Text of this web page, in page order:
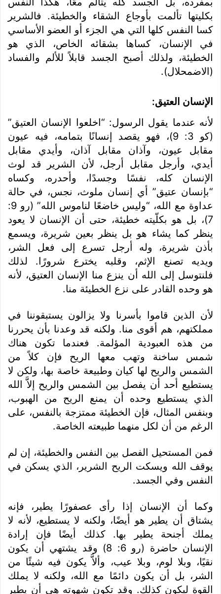
بكليتها تألمت بأوجاع الشقاء والخطيئة. فالشرير
كسا النفس كلها التي هي الجزء أو العضو الأساسي
في الإنسان، كساها بشقائه الخاص، الذي هو
الخطيئة، ولذلك أصبح الجسد قابلاً للألم والفساد
(الاضمحلال).
الإنسان العتيق:
لأنه عندما يقول الرسول: “اخلعوا الإنسان العتيق”
(كو 3: 9)، فهو يقصد إنسانًا بتمامه، فيه عيون
مقابل عيون، وآذان مقابل آذان، وأيدي مقابل
أيدي، وأرجل مقابل أرجل، لأن الشرير قد لوث
الإنسان كله، نفسًا وجسدًا، وأحدره، وكساه
“بإنسان عتيق” أي إنسان ملوث، نجس، في حالة
عداوة مع الله، “وليس خاضعًا لناموس الله” (رو 9:
7)، بل هو بكلّيته خطيئة، حتى أن الإنسان لا يعود
ينظر كما يشاء هو بل ينظر بعين شريرة، ويسمع
بأذن شريرة، وله أرجل تسرع إلى فعل الشر،
ويديه تصنع الإثم، وقلبه يخترع شرورًا. لذلك
فلنتوسل إلى الله أن ينزع منا الإنسان العتيق، لأنه
هو وحده القادر على نزع الخطيئة منا.
لأن الذين قاموا بأسرنا ولا يزالون يستبقوننا في
مملكتهم، هم أقوى منا. ولكنه قد وعدنا بأن يحررنا
من هذه العبودية المؤلمة. فعندما تكون هناك
شمس ساخنة وتهب معها الريح فإن كلاً من
الشمس والريح لها كيان وطبيعة خاصة بها، ولكن لا
يستطيع أحد أن يفصل بين الشمس والريح إلاَّ الله
الذي يستطيع وحده أن يمنع الريح من الهبوب،
وبنفس المثال، فإن الخطيئة ممتزجة بالنفس، على
الرغم من أن لكل منهما طبيعته الخاصة.
فمن المستحيل الفصل بين النفس والخطيئة، إن لم
يوقف الله ويسكت الريح الشرير، الذي يسكن في
النفس وفي الجسد.
وكما أن الإنسان إذا رأى عصفورًا يطير، فإنه
يشتاق أن يطير هو أيضًا، ولكنه لا يستطيع، لأنه لا
يملك أجنحة يطير بها. كذلك أيضًا فإن إرادة
الإنسان حاضرة (رو 6: 8) وقد يشتهي أن يكون
نقيًا، وبلا لوم، وبلا عيب، وألاَّ يكون فيه شيئًا من
الشر، بل أن يكون دائمًا مع الله، ولكنه لا يملك
القوة ليكون كذلك. وقد تكون شهوته هي أن يطير